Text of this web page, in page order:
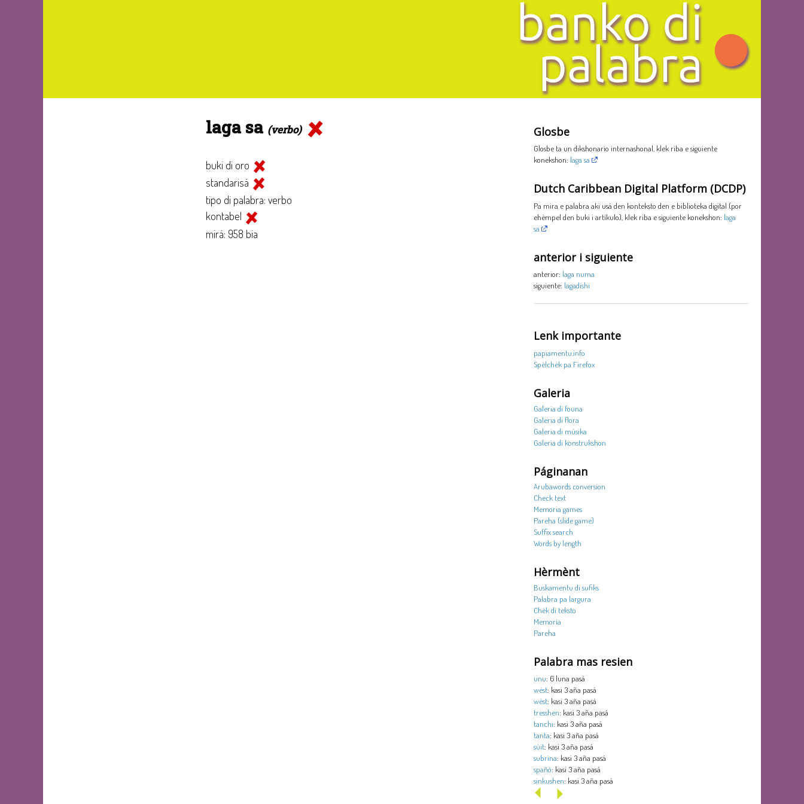
laga sa (verbo)
buki di oro
standarisá
tipo di palabra: verbo
kontabel
mirá: 958 bia
Glosbe
Glosbe ta un dikshonario internashonal, klek riba e siguiente
konekshon: laga sa
Dutch Caribbean Digital Platform (DCDP)
Pa mira e palabra aki usá den konteksto den e biblioteka digital (por
ehèmpel den buki i artíkulo), klek riba e siguiente konekshon: laga
sa
anterior i siguiente
anterior: laga numa
siguiente: lagadishi
Lenk importante
papiamentu.info
Spèlchèk pa Firefox
Galeria
Galeria di founa
Galeria di flora
Galeria di músika
Galeria di konstrukshon
Páginanan
Arubawords conversion
Check text
Memoria games
Pareha (slide game)
Suffix search
Words by length
Hèrmènt
Buskamentu di sufiks
Palabra pa largura
Chèk di teksto
Memoria
Pareha
Palabra mas resien
unu: 6 luna pasá
wèst: kasi 3 aña pasá
wèst: kasi 3 aña pasá
tresshen: kasi 3 aña pasá
tanchi: kasi 3 aña pasá
tanta: kasi 3 aña pasá
sùit: kasi 3 aña pasá
subrina: kasi 3 aña pasá
spañó: kasi 3 aña pasá
sinkushen: kasi 3 aña pasá